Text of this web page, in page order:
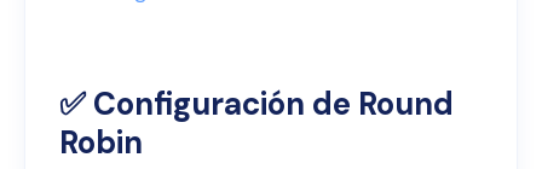
✅ Configuración de Round
Robin